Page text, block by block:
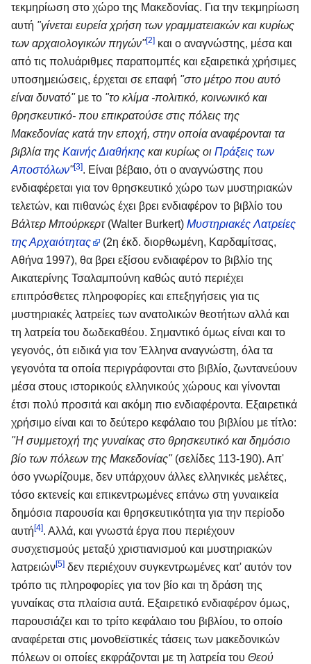
τεκμηρίωση στο χώρο της Μακεδονίας. Για την τεκμηρίωση
αυτή "γίνεται ευρεία χρήση των γραμματειακών και κυρίως
των αρχαιολογικών πηγών"[2] και ο αναγνώστης, μέσα και
από τις πολυάριθμες παραπομπές και εξαιρετικά χρήσιμες
υποσημειώσεις, έρχεται σε επαφή "στο μέτρο που αυτό
είναι δυνατό"με το "το κλίμα -πολιτικό, κοινωνικό και
θρησκευτικό- που επικρατούσε στις πόλεις της
Μακεδονίας κατά την εποχή, στην οποία αναφέρονται τα
βιβλία της Καινής Διαθήκης και κυρίως οι Πράξεις των
Αποστόλων"[3]. Είναι βέβαιο, ότι ο αναγνώστης που
ενδιαφέρεται για τον θρησκευτικό χώρο των μυστηριακών
τελετών, και πιθανώς έχει βρει ενδιαφέρον το βιβλίο του
Βάλτερ Μπούρκερτ(Walter Burkert) Μυστηριακές Λατρείες
της Αρχαιότητας
(2η έκδ. διορθωμένη, Καρδαμίτσας,
Αθήνα 1997), θα βρει εξίσου ενδιαφέρον το βιβλίο της
Αικατερίνης Τσαλαμπούνη καθώς αυτό περιέχει
επιπρόσθετες πληροφορίες και επεξηγήσεις για τις
μυστηριακές λατρείες των ανατολικών θεοτήτων αλλά και
τη λατρεία του δωδεκαθέου. Σημαντικό όμως είναι και το
γεγονός, ότι ειδικά για τον Έλληνα αναγνώστη, όλα τα
γεγονότα τα οποία περιγράφονται στο βιβλίο, ζωντανεύουν
μέσα στους ιστορικούς ελληνικούς χώρους και γίνονται
έτσι πολύ προσιτά και ακόμη πιο ενδιαφέροντα. Εξαιρετικά
χρήσιμο είναι και το δεύτερο κεφάλαιο του βιβλίου με τίτλο:
"Η συμμετοχή της γυναίκας στο θρησκευτικό και δημόσιο
βίο των πόλεων της Μακεδονίας"(σελίδες 113-190). Απ'
όσο γνωρίζουμε, δεν υπάρχουν άλλες ελληνικές μελέτες,
τόσο εκτενείς και επικεντρωμένες επάνω στη γυναικεία
δημόσια παρουσία και θρησκευτικότητα για την περίοδο
αυτή[4]. Αλλά, και γνωστά έργα που περιέχουν
συσχετισμούς μεταξύ χριστιανισμού και μυστηριακών
λατρειών[5] δεν περιέχουν συγκεντρωμένες κατ' αυτόν τον
τρόπο τις πληροφορίες για τον βίο και τη δράση της
γυναίκας στα πλαίσια αυτά. Εξαιρετικό ενδιαφέρον όμως,
παρουσιάζει και το τρίτο κεφάλαιο του βιβλίου, το οποίο
αναφέρεται στις μονοθεϊστικές τάσεις των μακεδονικών
πόλεων οι οποίες εκφράζονται με τη λατρεία του Θεού